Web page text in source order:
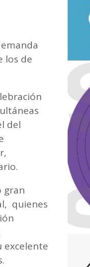
los de
del
gran
quienes
excelente